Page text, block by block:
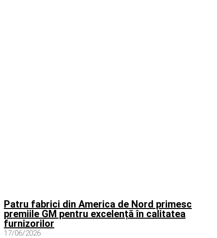
Patru fabrici din America de Nord primesc
premiile GM pentru excelență în calitatea
furnizorilor
17/06/2026